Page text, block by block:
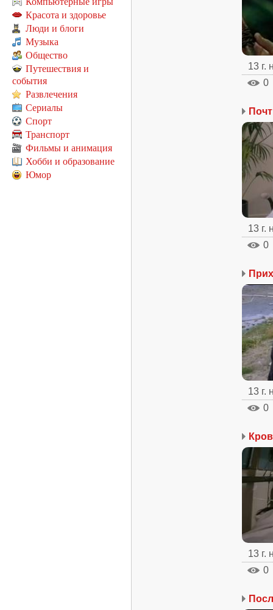
Красота и здоровье
Люди и блоги
Музыка
Общество
Путешествия и
события
Развлечения
Сериалы
Спорт
Транспорт
Фильмы и анимация
Хобби и образование
Юмор
13 г.
0
13 г.
0
13 г.
0
13 г.
0